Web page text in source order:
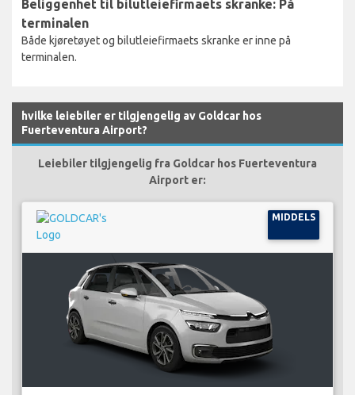
Beliggenhet til bilutleiefirmaets skranke: På
terminalen
Både kjøretøyet og bilutleiefirmaets skranke er inne på
terminalen.
hvilke leiebiler er tilgjengelig av Goldcar hos
Fuerteventura Airport?
Leiebiler tilgjengelig fra Goldcar hos Fuerteventura
Airport er:
MIDDELS